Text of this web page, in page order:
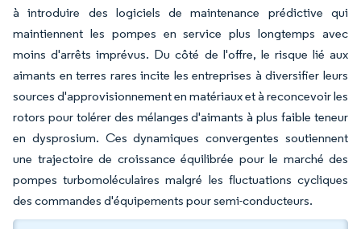
à introduire des logiciels de maintenance prédictive qui
maintiennent les pompes en service plus longtemps avec
moins d'arrêts imprévus. Du côté de l'offre, le risque lié aux
aimants en terres rares incite les entreprises à diversifier leurs
sources d'approvisionnement en matériaux et à reconcevoir les
rotors pour tolérer des mélanges d'aimants à plus faible teneur
en dysprosium. Ces dynamiques convergentes soutiennent
une trajectoire de croissance équilibrée pour le marché des
pompes turbomoléculaires malgré les fluctuations cycliques
des commandes d'équipements pour semi-conducteurs.